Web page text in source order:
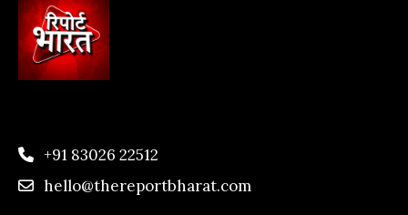
+91 83026 22512
hello@thereportbharat.com